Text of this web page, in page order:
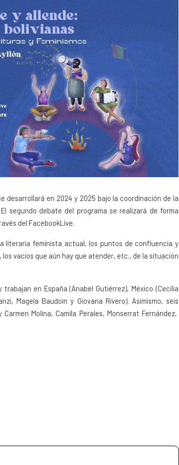
desarrollará en 2024 y 2025 bajo la coordinación de la
segundo debate del programa se realizará de forma
del FacebookLive.
literaria feminista actual, los puntos de confluencia y
vacíos que aún hay que atender, etc., de la situación
trabajan en España (Anabel Gutiérrez), México (Cecilia
Magela Baudoin y Giovana Rivero). Asimismo, seis
Carmen Molina, Camila Perales, Monserrat Fernández,